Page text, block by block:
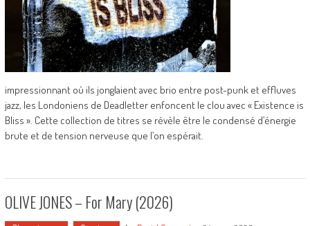
impressionnant où ils jonglaient avec brio entre post-punk et effluves
jazz, les Londoniens de Deadletter enfoncent le clou avec « Existence is
Bliss ». Cette collection de titres se révèle être le condensé d’énergie
brute et de tension nerveuse que l’on espérait.
OLIVE JONES – For Mary (2026)